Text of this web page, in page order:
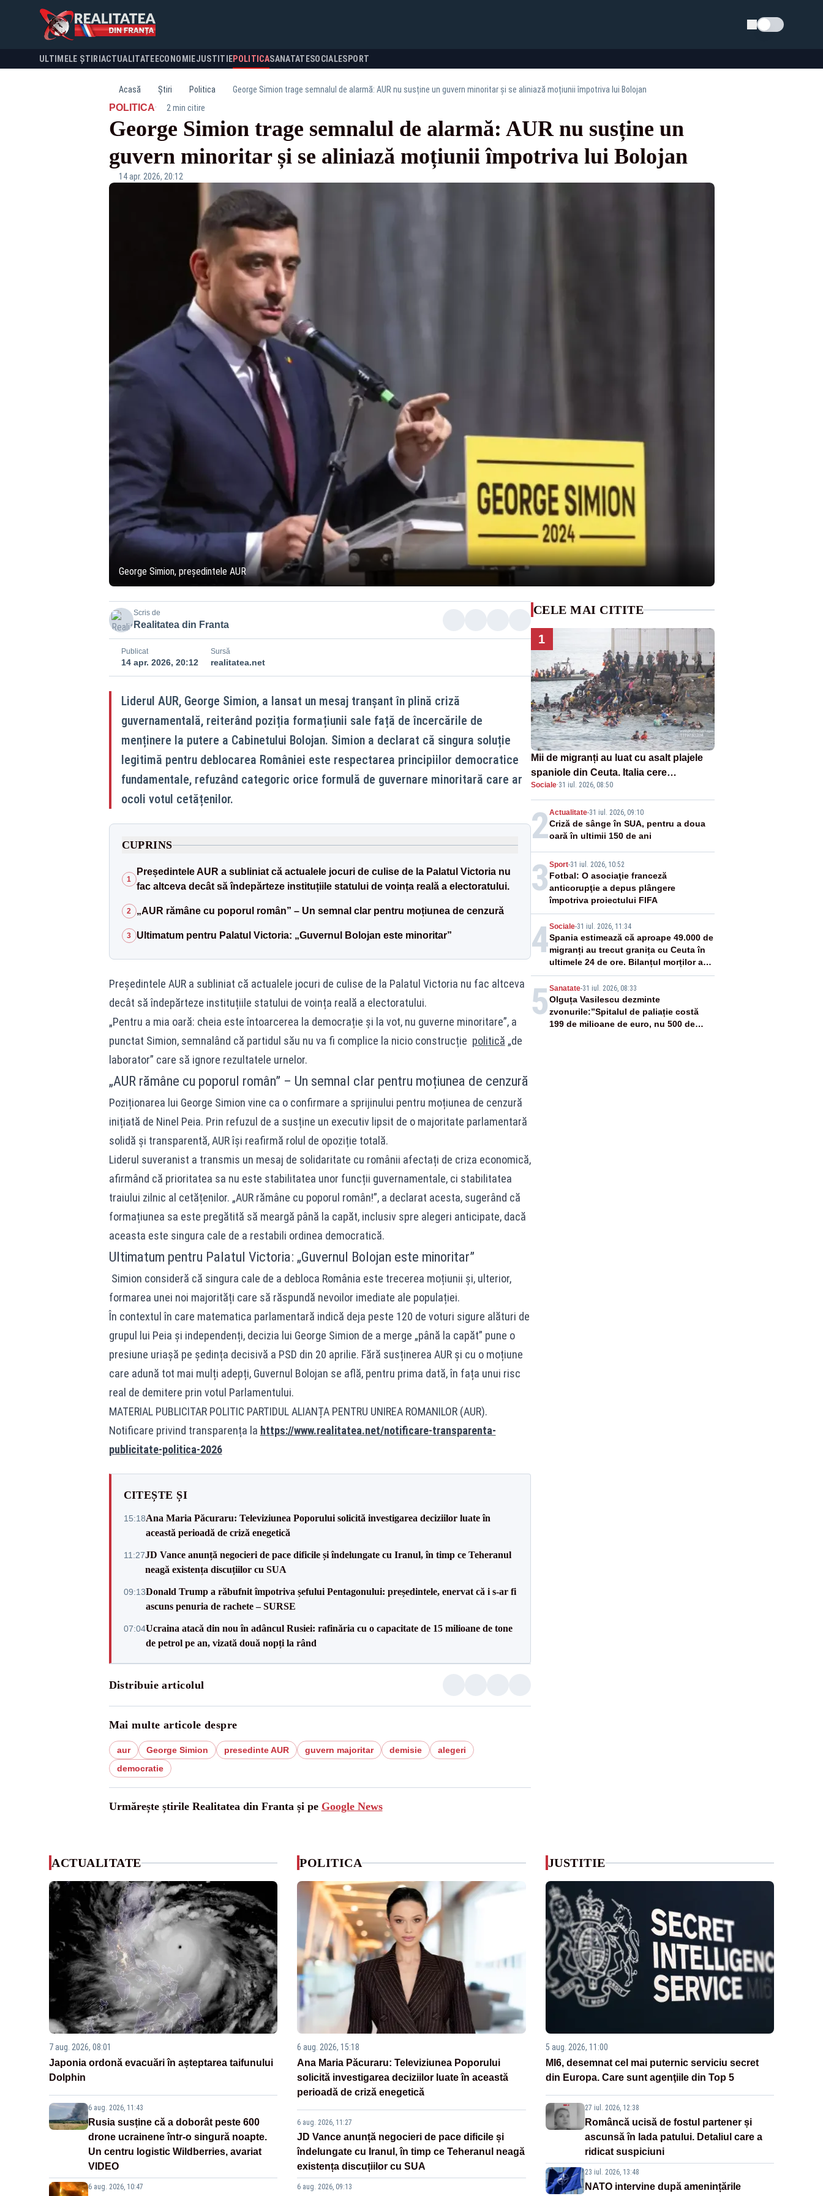
Schimba tema
ULTIMELE ȘTIRI ACTUALITATE ECONOMIEJUSTITIEPOLITICASANATATESOCIALESPORT
Acasă Știri Politica George Simion trage semnalul de alarmă: AUR nu susține un guvern minoritar și se aliniază moțiunii împotriva lui Bolojan
POLITICA· 2 min citire
George Simion trage semnalul de alarmă: AUR nu susține un
guvern minoritar și se aliniază moțiunii împotriva lui Bolojan
14 apr. 2026, 20:12
George Simion, președintele AUR
Scris de
Realitatea din Franta
Publicat
14 apr. 2026, 20:12
Sursă
realitatea.net
Liderul AUR, George Simion, a lansat un mesaj tranșant în plină criză
guvernamentală, reiterând poziția formațiunii sale față de încercările de
menținere la putere a Cabinetului Bolojan. Simion a declarat că singura soluție
legitimă pentru deblocarea României este respectarea principiilor democratice
fundamentale, refuzând categoric orice formulă de guvernare minoritară care ar
ocoli votul cetățenilor.
CUPRINS
1
Președintele AUR a subliniat că actualele jocuri de culise de la Palatul Victoria nu
fac altceva decât să îndepărteze instituțiile statului de voința reală a electoratului.
2 „AUR rămâne cu poporul român” – Un semnal clar pentru moțiunea de cenzură
3 Ultimatum pentru Palatul Victoria: „Guvernul Bolojan este minoritar”
Președintele AUR a subliniat că actualele jocuri de culise de la Palatul Victoria nu fac altceva
decât să îndepărteze instituțiile statului de voința reală a electoratului.
„Pentru a mia oară: cheia este întoarcerea la democrație și la vot, nu guverne minoritare”, a
punctat Simion, semnalând că partidul său nu va fi complice la nicio construcție politică „de
laborator” care să ignore rezultatele urnelor.
„AUR rămâne cu poporul român” – Un semnal clar pentru moțiunea de cenzură
Poziționarea lui George Simion vine ca o confirmare a sprijinului pentru moțiunea de cenzură
inițiată de Ninel Peia. Prin refuzul de a susține un executiv lipsit de o majoritate parlamentară
solidă și transparentă, AUR își reafirmă rolul de opoziție totală.
Liderul suveranist a transmis un mesaj de solidaritate cu românii afectați de criza economică,
afirmând că prioritatea sa nu este stabilitatea unor funcții guvernamentale, ci stabilitatea
traiului zilnic al cetățenilor. „AUR rămâne cu poporul român!”, a declarat acesta, sugerând că
formațiunea sa este pregătită să meargă până la capăt, inclusiv spre alegeri anticipate, dacă
aceasta este singura cale de a restabili ordinea democratică.
Ultimatum pentru Palatul Victoria: „Guvernul Bolojan este minoritar”
Simion consideră că singura cale de a debloca România este trecerea moțiunii și, ulterior,
formarea unei noi majorități care să răspundă nevoilor imediate ale populației.
În contextul în care matematica parlamentară indică deja peste 120 de voturi sigure alături de
grupul lui Peia și independenți, decizia lui George Simion de a merge „până la capăt” pune o
presiune uriașă pe ședința decisivă a PSD din 20 aprilie. Fără susținerea AUR și cu o moțiune
care adună tot mai mulți adepți, Guvernul Bolojan se află, pentru prima dată, în fața unui risc
real de demitere prin votul Parlamentului.
MATERIAL PUBLICITAR POLITIC PARTIDUL ALIANȚA PENTRU UNIREA ROMANILOR (AUR).
Notificare privind transparența la https://www.realitatea.net/notificare-transparenta-
publicitate-politica-2026
CITEȘTE ȘI
15:18Ana Maria Păcuraru: Televiziunea Poporului solicită investigarea deciziilor luate în
această perioadă de criză enegetică
11:27JD Vance anunță negocieri de pace dificile și îndelungate cu Iranul, în timp ce Teheranul
neagă existența discuțiilor cu SUA
09:13Donald Trump a răbufnit împotriva șefului Pentagonului: președintele, enervat că i s-ar fi
ascuns penuria de rachete – SURSE
07:04Ucraina atacă din nou în adâncul Rusiei: rafinăria cu o capacitate de 15 milioane de tone
de petrol pe an, vizată două nopți la rând
Distribuie articolul
Mai multe articole despre
aur George Simion presedinte AUR guvern majoritar demisie
alegeri
democratie
Urmărește știrile Realitatea din Franta și pe Google News
CELE MAI CITITE
1
Mii de migranți au luat cu asalt plajele
spaniole din Ceuta. Italia cere
suspendarea Spaniei din Schengen
Sociale·31 iul. 2026, 08:50
2Actualitate-31 iul. 2026, 09:10
Criză de sânge în SUA, pentru a doua
oară în ultimii 150 de ani
3 Sport-31 iul. 2026, 10:52
Fotbal: O asociaţie franceză
anticorupţie a depus plângere
împotriva proiectului FIFA
4Sociale-31 iul. 2026, 11:34
Spania estimează că aproape 49.000 de
migranți au trecut granița cu Ceuta în
ultimele 24 de ore. Bilanțul morților a
ajuns la 19
5 Sanatate-31 iul. 2026, 08:33
Olguța Vasilescu dezminte
zvonurile:”Spitalul de paliație costă
199 de milioane de euro, nu 500 de
ACTUALITATE
7 aug. 2026, 08:01
Japonia ordonă evacuări în așteptarea taifunului
Dolphin
6 aug. 2026, 11:43
Rusia susține că a doborât peste 600
drone ucrainene într-o singură noapte.
Un centru logistic Wildberries, avariat
VIDEO
6 aug. 2026, 10:47
POLITICA
6 aug. 2026, 15:18
Ana Maria Păcuraru: Televiziunea Poporului
solicită investigarea deciziilor luate în această
perioadă de criză enegetică
6 aug. 2026, 11:27
JD Vance anunță negocieri de pace dificile și
îndelungate cu Iranul, în timp ce Teheranul neagă
existența discuțiilor cu SUA
6 aug. 2026, 09:13
JUSTITIE
5 aug. 2026, 11:00
MI6, desemnat cel mai puternic serviciu secret
din Europa. Care sunt agenţiile din Top 5
27 iul. 2026, 12:38
Româncă ucisă de fostul partener și
ascunsă în lada patului. Detaliul care a
ridicat suspiciuni
23 iul. 2026, 13:48
NATO intervine după amenințările